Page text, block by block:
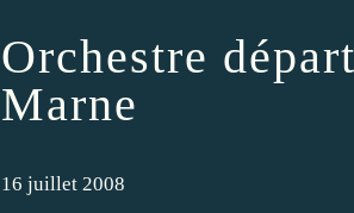
Orchestre
Marne
16 juillet 2008